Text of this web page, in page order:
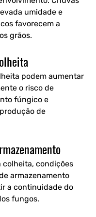
umidade e
favorecem a
grãos.
podem aumentar
o risco de
fúngico e
de
colheita, condições
armazenamento
a continuidade do
fungos.